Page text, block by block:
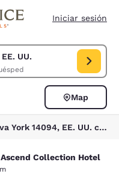
Iniciar sesión
UU.
1 huésped
York 14094, EE. UU.. Fecha
Map
2 hoteles cerca de Lockport, Nueva York 14094, EE. UU. coinciden con tus filtros
Collection
Collection Hotel